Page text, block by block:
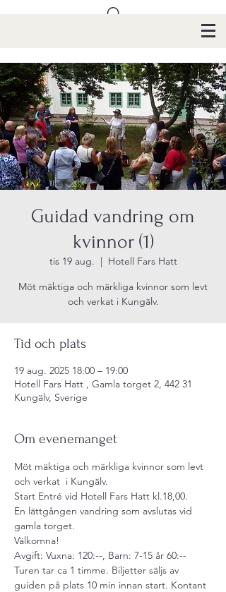
Guidad vandring om
kvinnor (1)
tis 19 aug.
  |
Hotell Fars Hatt
Möt mäktiga och märkliga kvinnor som levt
och verkat i Kungälv.
Tid och plats
19 aug. 2025 18:00 – 19:00
Hotell Fars Hatt , Gamla torget 2, 442 31
Kungälv, Sverige
Om evenemanget
Möt mäktiga och märkliga kvinnor som levt
och verkat  i Kungälv.
Start Entré vid Hotell Fars Hatt kl.18,00.
En lättgången vandring som avslutas vid
gamla torget.
Välkomna!
Avgift: Vuxna: 120:--, Barn: 7-15 år 60:--
Turen tar ca 1 timme. Biljetter säljs av
guiden på plats 10 min innan start. Kontant